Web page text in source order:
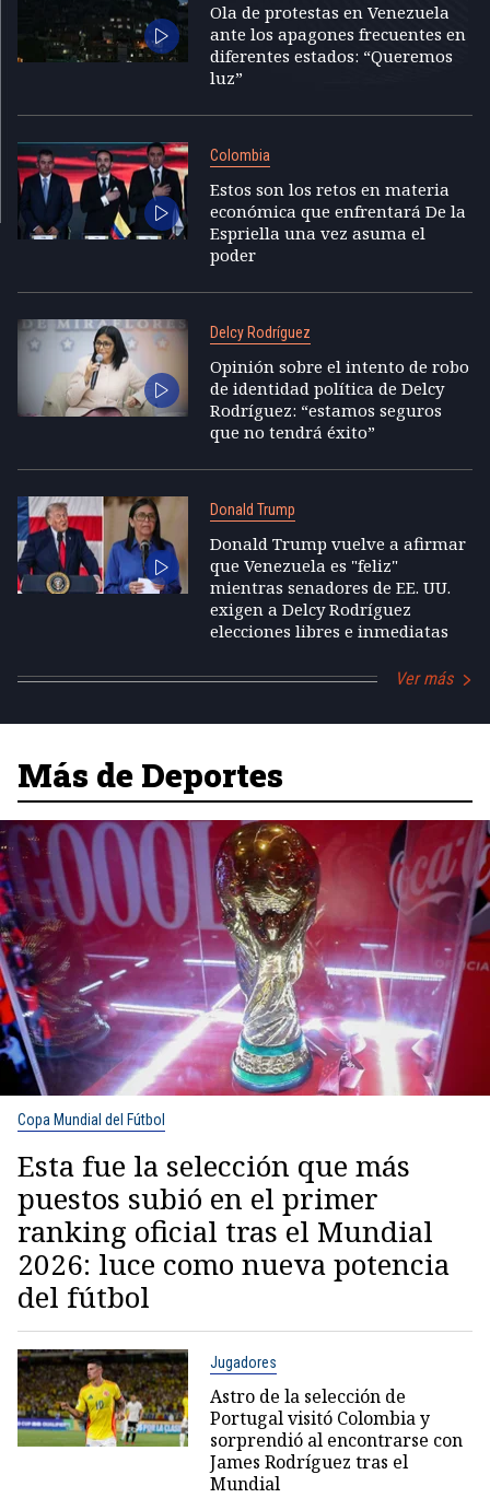
Ola de protestas en Venezuela
ante los apagones frecuentes en
diferentes estados: “Queremos
luz”
Colombia
Estos son los retos en materia
económica que enfrentará De la
Espriella una vez asuma el
poder
Delcy Rodríguez
Opinión sobre el intento de robo
de identidad política de Delcy
Rodríguez: “estamos seguros
que no tendrá éxito”
Donald Trump
Donald Trump vuelve a afirmar
que Venezuela es "feliz"
mientras senadores de EE. UU.
exigen a Delcy Rodríguez
elecciones libres e inmediatas
Ver más
Más de Deportes
Copa Mundial del Fútbol
Esta fue la selección que más
puestos subió en el primer
ranking oficial tras el Mundial
2026: luce como nueva potencia
del fútbol
Jugadores
Astro de la selección de
Portugal visitó Colombia y
sorprendió al encontrarse con
James Rodríguez tras el
Mundial